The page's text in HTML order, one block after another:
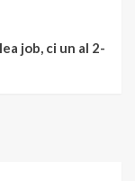
job, ci un al 2-